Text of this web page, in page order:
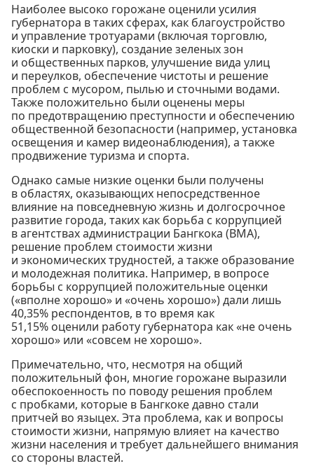
Наиболее высоко горожане оценили усилия
губернатора в таких сферах, как благоустройство
и управление тротуарами (включая торговлю,
киоски и парковку), создание зеленых зон
и общественных парков, улучшение вида улиц
и переулков, обеспечение чистоты и решение
проблем с мусором, пылью и сточными водами.
Также положительно были оценены меры
по предотвращению преступности и обеспечению
общественной безопасности (например, установка
освещения и камер видеонаблюдения), а также
продвижение туризма и спорта.
Однако самые низкие оценки были получены
в областях, оказывающих непосредственное
влияние на повседневную жизнь и долгосрочное
развитие города, таких как борьба с коррупцией
в агентствах администрации Бангкока (BMA),
решение проблем стоимости жизни
и экономических трудностей, а также образование
и молодежная политика. Например, в вопросе
борьбы с коррупцией положительные оценки
(«вполне хорошо» и «очень хорошо») дали лишь
40,35% респондентов, в то время как
51,15% оценили работу губернатора как «не очень
хорошо» или «совсем не хорошо».
Примечательно, что, несмотря на общий
положительный фон, многие горожане выразили
обеспокоенность по поводу решения проблем
с пробками, которые в Бангкоке давно стали
притчей во языцех. Эта проблема, как и вопросы
стоимости жизни, напрямую влияет на качество
жизни населения и требует дальнейшего внимания
со стороны властей.